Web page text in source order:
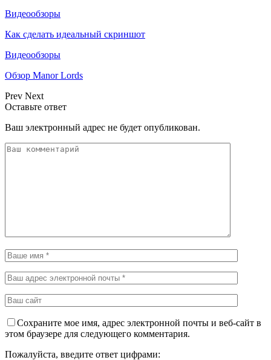
Видеообзоры
Как сделать идеальный скриншот
Видеообзоры
Обзор Manor Lords
Prev Next
Оставьте ответ
Ваш электронный адрес не будет опубликован.
Сохраните мое имя, адрес электронной почты и веб-сайт в
этом браузере для следующего комментария.
Пожалуйста, введите ответ цифрами: